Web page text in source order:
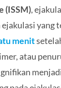
(ISSM),
yang
menit
atau